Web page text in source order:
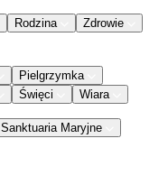
Rodzina
Zdrowie
Pielgrzymka
Święci Wiara
Sanktuaria Maryjne